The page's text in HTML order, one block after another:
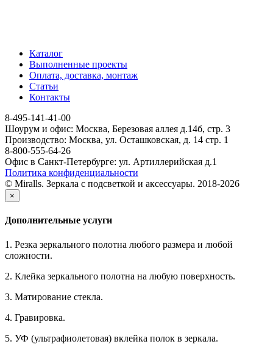
Каталог
Выполненные проекты
Оплата, доставка, монтаж
Статьи
Контакты
8-495-141-41-00
Шоурум и офис: Москва, Березовая аллея д.14б, стр. 3
Производство: Москва, ул. Осташковская, д. 14 стр. 1
8-800-555-64-26
Офис в Санкт-Петербурге: ул. Артиллерийская д.1
Политика конфиденциальности
© Miralls. Зеркала с подсветкой и аксессуары. 2018-2026
×
Дополнительные услуги
1. Резка зеркального полотна любого размера и любой
сложности.
2. Клейка зеркального полотна на любую поверхность.
3. Матирование стекла.
4. Гравировка.
5. УФ (ультрафиолетовая) вклейка полок в зеркала.